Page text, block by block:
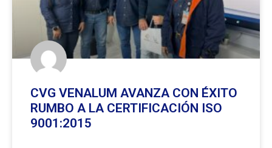
CVG VENALUM AVANZA CON ÉXITO
RUMBO A LA CERTIFICACIÓN ISO
9001:2015